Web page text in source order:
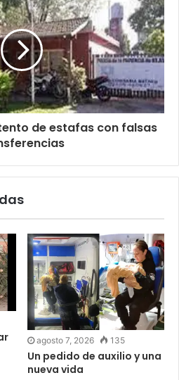
de estafas con falsas
agosto 7, 2026 135
Un pedido de auxilio y una
nueva vida